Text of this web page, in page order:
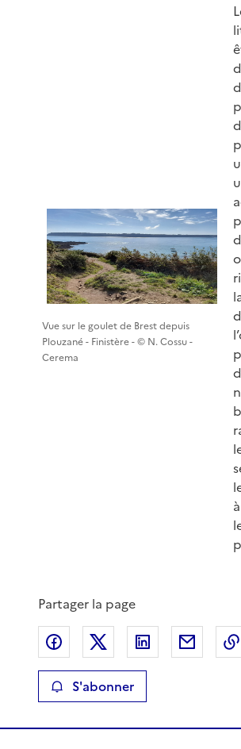
Vue sur le goulet de Brest depuis
Plouzané - Finistère - © N. Cossu -
Cerema
Partager la page
Partager sur Facebook
Partager sur XPartager sur
S'abonner